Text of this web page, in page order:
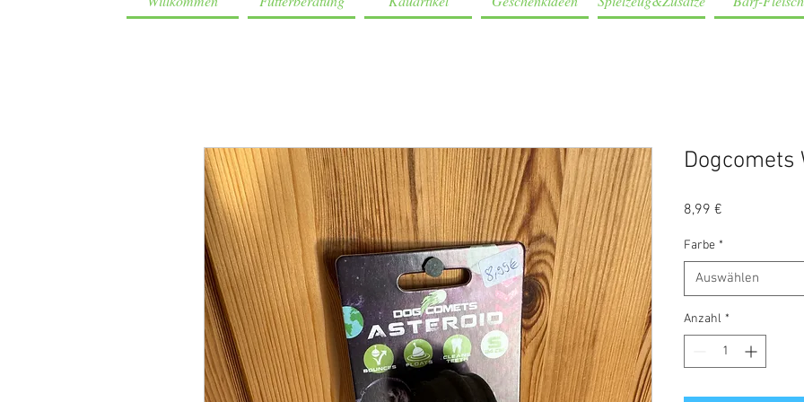
Dogcomets
8,99 €
Farbe *
Auswählen
Anzahl *